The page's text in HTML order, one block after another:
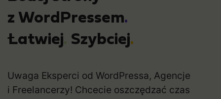
z WordPressem.
Łatwiej. Szybciej.
Uwaga Eksperci od WordPressa, Agencje
i Freelancerzy! Chcecie oszczędzać czas